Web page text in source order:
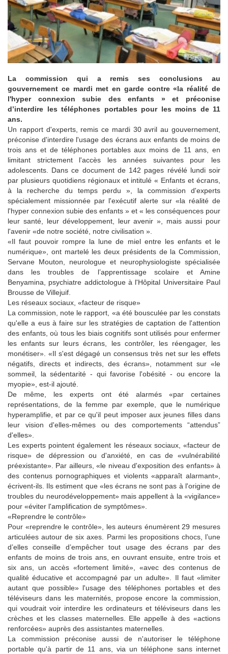
La commission qui a remis ses conclusions au
gouvernement ce mardi met en garde contre «la réalité de
l'hyper connexion subie des enfants » et préconise
d’interdire les téléphones portables pour les moins de 11
ans.
Un rapport d'experts, remis ce mardi 30 avril au gouvernement,
préconise d'interdire l'usage des écrans aux enfants de moins de
trois ans et de téléphones portables aux moins de 11 ans, en
limitant strictement l'accès les années suivantes pour les
adolescents. Dans ce document de 142 pages révélé lundi soir
par plusieurs quotidiens régionaux et intitulé « Enfants et écrans,
à la recherche du temps perdu », la commission d'experts
spécialement missionnée par l'exécutif alerte sur «la réalité de
l'hyper connexion subie des enfants » et « les conséquences pour
leur santé, leur développement, leur avenir », mais aussi pour
l'avenir «de notre société, notre civilisation ».
«Il faut pouvoir rompre la lune de miel entre les enfants et le
numérique», ont martelé les deux présidents de la Commission,
Servane Mouton, neurologue et neurophysiologiste spécialisée
dans les troubles de l’apprentissage scolaire et Amine
Benyamina, psychiatre addictologue à l'Hôpital Universitaire Paul
Brousse de Villejuif.
Les réseaux sociaux, «facteur de risque»
La commission, note le rapport, «a été bousculée par les constats
qu'elle a eus à faire sur les stratégies de captation de l'attention
des enfants, où tous les biais cognitifs sont utilisés pour enfermer
les enfants sur leurs écrans, les contrôler, les réengager, les
monétiser». «Il s'est dégagé un consensus très net sur les effets
négatifs, directs et indirects, des écrans», notamment sur «le
sommeil, la sédentarité - qui favorise l'obésité - ou encore la
myopie», est-il ajouté.
De même, les experts ont été alarmés «par certaines
représentations, de la femme par exemple, que le numérique
hyperamplifie, et par ce qu'il peut imposer aux jeunes filles dans
leur vision d'elles-mêmes ou des comportements “attendus”
d'elles».
Les experts pointent également les réseaux sociaux, «facteur de
risque» de dépression ou d'anxiété, en cas de «vulnérabilité
préexistante». Par ailleurs, «le niveau d'exposition des enfants» à
des contenus pornographiques et violents «apparaît alarmant»,
écrivent-ils. Ils estiment que «les écrans ne sont pas à l'origine de
troubles du neurodéveloppement» mais appellent à la «vigilance»
pour «éviter l'amplification de symptômes».
«Reprendre le contrôle»
Pour «reprendre le contrôle», les auteurs énumèrent 29 mesures
articulées autour de six axes. Parmi les propositions chocs, l’une
d’elles conseille d’empêcher tout usage des écrans par des
enfants de moins de trois ans, en ouvrant ensuite, entre trois et
six ans, un accès «fortement limité», «avec des contenus de
qualité éducative et accompagné par un adulte». Il faut «limiter
autant que possible» l'usage des téléphones portables et des
téléviseurs dans les maternités, propose encore la commission,
qui voudrait voir interdire les ordinateurs et téléviseurs dans les
crèches et les classes maternelles. Elle appelle à des «actions
renforcées» auprès des assistantes maternelles.
La commission préconise aussi de n'autoriser le téléphone
portable qu'à partir de 11 ans, via un téléphone sans internet